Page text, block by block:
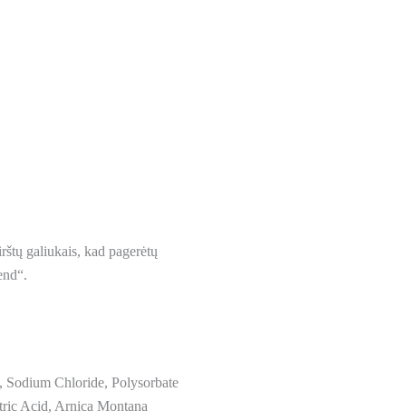
galiukais, kad pagerėtų
Chloride, Polysorbate
Acid, Arnica Montana